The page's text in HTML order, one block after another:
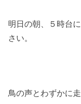
明日の朝、５時台
さい。
鳥の声とわずかに走